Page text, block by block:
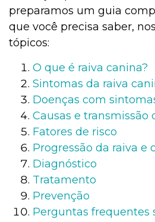
preparamos um guia
que você precisa saber,
tópicos:
O que é raiva canina?
Sintomas da raiva
Doenças com
Causas e transmissão
Fatores de risco
Progressão da raiva e
Diagnóstico
Tratamento
Prevenção
Perguntas frequentes